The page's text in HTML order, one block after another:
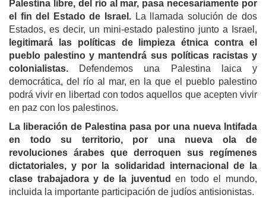
Palestina libre, del río al mar, pasa necesariamente por
el fin del Estado de Israel. La llamada solución de dos
Estados, es decir, un mini-estado palestino junto a Israel,
legitimará las políticas de limpieza étnica contra el
pueblo palestino y mantendrá sus políticas racistas y
colonialistas. Defendemos una Palestina laica y
democrática, del río al mar, en la que el pueblo palestino
podrá vivir en libertad con todos aquellos que acepten vivir
en paz con los palestinos.
La liberación de Palestina pasa por una nueva Intifada
en todo su territorio, por una nueva ola de
revoluciones árabes que derroquen sus regímenes
dictatoriales, y por la solidaridad internacional de la
clase trabajadora y de la juventud en todo el mundo,
incluida la importante participación de judíos antisionistas.